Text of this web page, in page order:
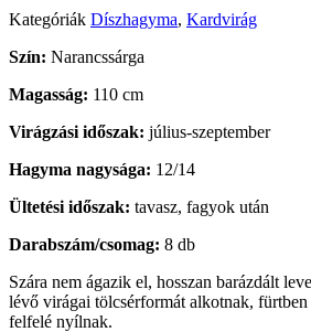
Kategóriák Díszhagyma, Kardvirág
Szín: Narancssárga
Magasság: 110 cm
Virágzási időszak: július-szeptember
Hagyma nagysága: 12/14
Ültetési időszak: tavasz, fagyok után
Darabszám/csomag: 8 db
Szára nem ágazik el, hosszan barázdált
lévő virágai tölcsérformát alkotnak,
felfelé nyílnak.